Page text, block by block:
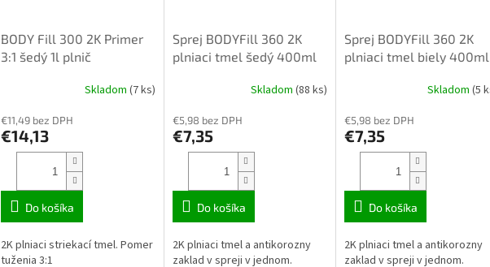
BODY Fill 300 2K Primer
3:1 šedý 1l plnič
Skladom (7 ks)
€11,49 bez DPH
€14,13
Do košíka
2K plniaci striekací tmel. Pomer
tuženia 3:1
Sprej BODYFill 360 2K
plniaci tmel šedý 400ml
produktu
je
hviezdičiek.
Skladom (88 ks)
€5,98 bez DPH
€7,35
Do košíka
2K plniaci tmel a antikorozny
zaklad v spreji v jednom.
Sprej BODYFill 360 2K
plniaci tmel biely 400ml
Skladom(5
€5,98 bez DPH
€7,35
Do košíka
2K plniaci tmel a antikorozny
zaklad v spreji v jednom.